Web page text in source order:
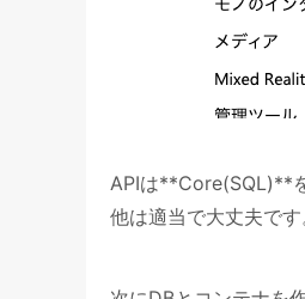
APIは**Core(SQL)**
他は適当で大丈夫です